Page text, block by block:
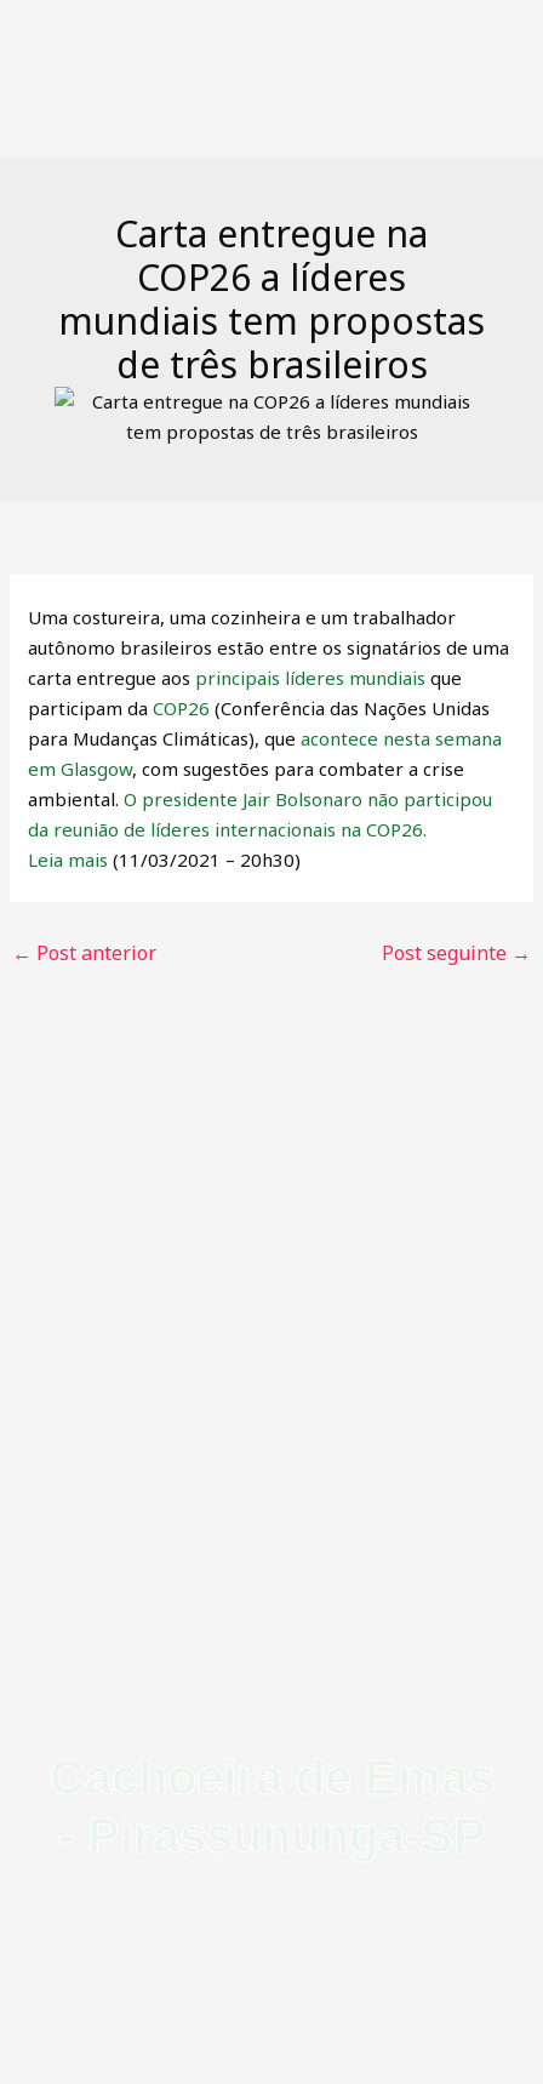
Carta entregue na
COP26 a líderes
mundiais tem propostas
de três brasileiros
Uma costureira, uma cozinheira e um trabalhador
autônomo brasileiros estão entre os signatários de uma
carta entregue aos principais líderes mundiais que
participam daCOP26 (Conferência das Nações Unidas
para Mudanças Climáticas), queacontece nesta semana
em Glasgow, com sugestões para combater a crise
ambiental.O presidente Jair Bolsonaro não participou
da reunião de líderes internacionais na COP26.
Leia mais (11/03/2021 – 20h30)
← Post anterior Post seguinte →